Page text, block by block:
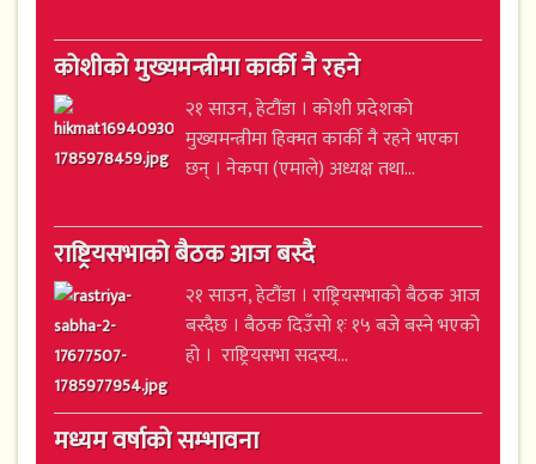
कोशीको मुख्यमन्त्रीमा कार्की नै रहने
२१ साउन, हेटौंडा । कोशी प्रदेशको
मुख्यमन्त्रीमा हिक्मत कार्की नै रहने भएका
छन् । नेकपा (एमाले) अध्यक्ष तथा...
राष्ट्रियसभाको बैठक आज बस्दै
२१ साउन, हेटौंडा । राष्ट्रियसभाको बैठक आज
बस्दैछ । बैठक दिउँसो १ः १५ बजे बस्ने भएको
हो । राष्ट्रियसभा सदस्य...
मध्यम वर्षाको सम्भावना